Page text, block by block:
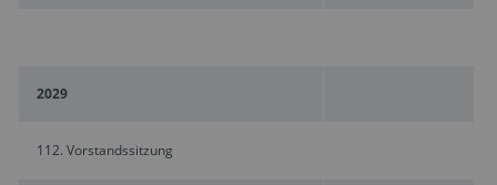
2029
112. Vorstandssitzung